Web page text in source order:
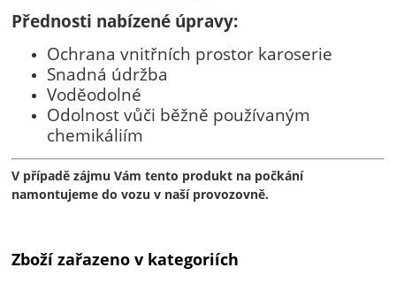
Přednosti nabízené úpravy:
Ochrana vnitřních prostor karoserie
Snadná údržba
Voděodolné
Odolnost vůči běžně používaným
chemikáliím
V případě zájmu Vám tento produkt na počkání
namontujeme do vozu v naší provozovně.
Zboží zařazeno v kategoriích